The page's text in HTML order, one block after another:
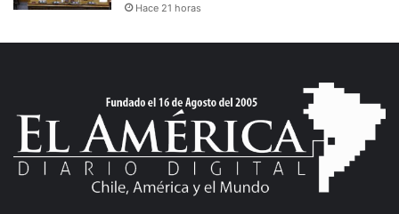
Hace 21 horas